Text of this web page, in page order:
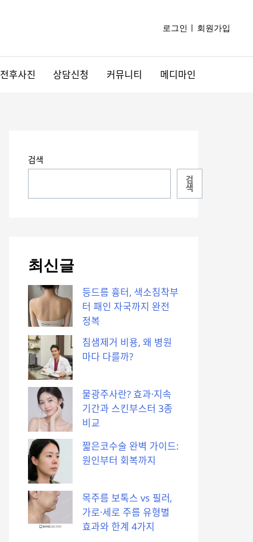
로그인 회원가입
전후사진 상담신청 커뮤니티 메디마인
검색
검
색
최신글
등드름 흉터, 색소침착부
터 패인 자국까지 완전
정복
침샘제거 비용, 왜 병원
마다 다를까?
물광주사란? 효과·지속
기간과 스킨부스터 3종
비교
짧은코수술 완벽 가이드:
원인부터 회복까지
목주름 보톡스 vs 필러,
가로·세로 주름 유형별
효과와 한계 4가지